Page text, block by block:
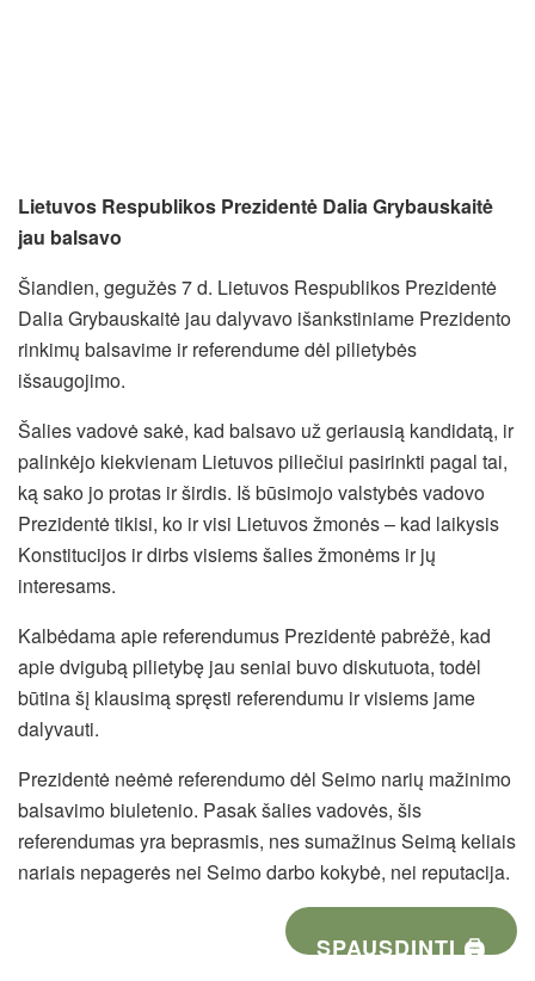
Lietuvos Respublikos Prezidentė Dalia Grybauskaitė
jau balsavo
Šiandien, gegužės 7 d. Lietuvos Respublikos Prezidentė
Dalia Grybauskaitė jau dalyvavo išankstiniame Prezidento
rinkimų balsavime ir referendume dėl pilietybės
išsaugojimo.
Šalies vadovė sakė, kad balsavo už geriausią kandidatą, ir
palinkėjo kiekvienam Lietuvos piliečiui pasirinkti pagal tai,
ką sako jo protas ir širdis. Iš būsimojo valstybės vadovo
Prezidentė tikisi, ko ir visi Lietuvos žmonės – kad laikysis
Konstitucijos ir dirbs visiems šalies žmonėms ir jų
interesams.
Kalbėdama apie referendumus Prezidentė pabrėžė, kad
apie dvigubą pilietybę jau seniai buvo diskutuota, todėl
būtina šį klausimą spręsti referendumu ir visiems jame
dalyvauti.
Prezidentė neėmė referendumo dėl Seimo narių mažinimo
balsavimo biuletenio. Pasak šalies vadovės, šis
referendumas yra beprasmis, nes sumažinus Seimą keliais
nariais nepagerės nei Seimo darbo kokybė, nei reputacija.
SPAUSDINTI 🖨